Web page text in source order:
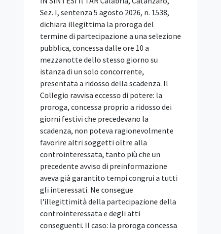
IGF Italia 2026: il
programma delle sessioni è
definito
IN SINTESI Il Comitato IGF Italia,
costituito presso il Dipartimento per la
trasformazione digitale, ha reso noto il
programma di IGF Italia 2026, in
calendario a Napoli il 29 e 30 ottobre
2026. Il programma comprende 19
sessioni, definite dopo una consultazione
pubblica che ha raccolto oltre 300
contributi da istituzioni, PA, università,
imprese, comunità tecnica e società
civile. Gli incontri saranno dedicati a otto
aree tematiche: intelligenza artificiale,
cybersicurezza e fiducia digitale,
sovranità digitale, competenze digitali e